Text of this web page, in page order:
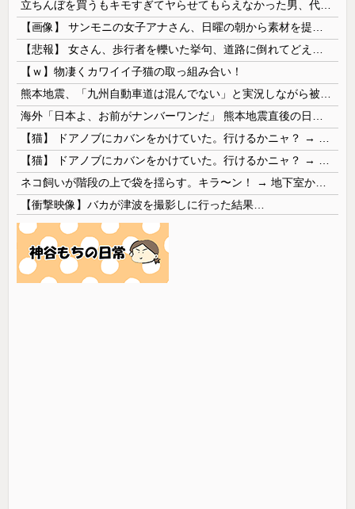
【ｗ】物凄くカワイイ子猫の取っ組み合い！
【衝撃映像】バカが津波を撮影しに行った結果…